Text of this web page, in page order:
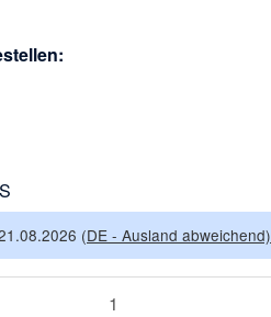
(DE - Ausland abweichend)